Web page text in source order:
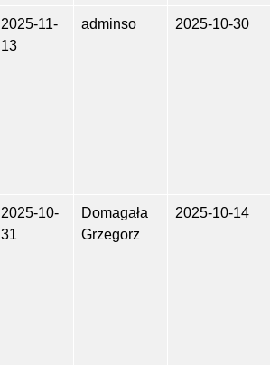
2025-11-
13
adminso 2025-10-30
2025-10-
31
Domagała
Grzegorz
2025-10-14